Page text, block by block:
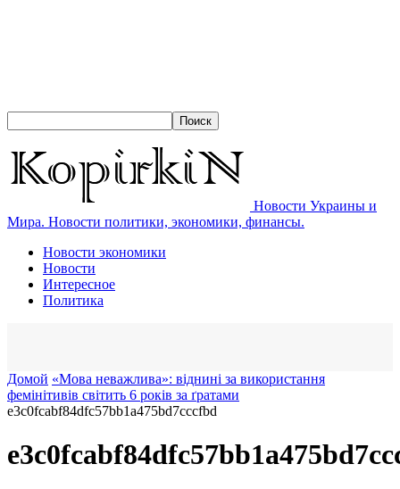
Новости Украины и
Мира. Новости политики, экономики, финансы.
Новости экономики
Новости
Интересное
Политика
Домой «Мова неважлива»: віднині за використання
фемінітивів світить 6 років за ґратами
e3c0fcabf84dfc57bb1a475bd7cccfbd